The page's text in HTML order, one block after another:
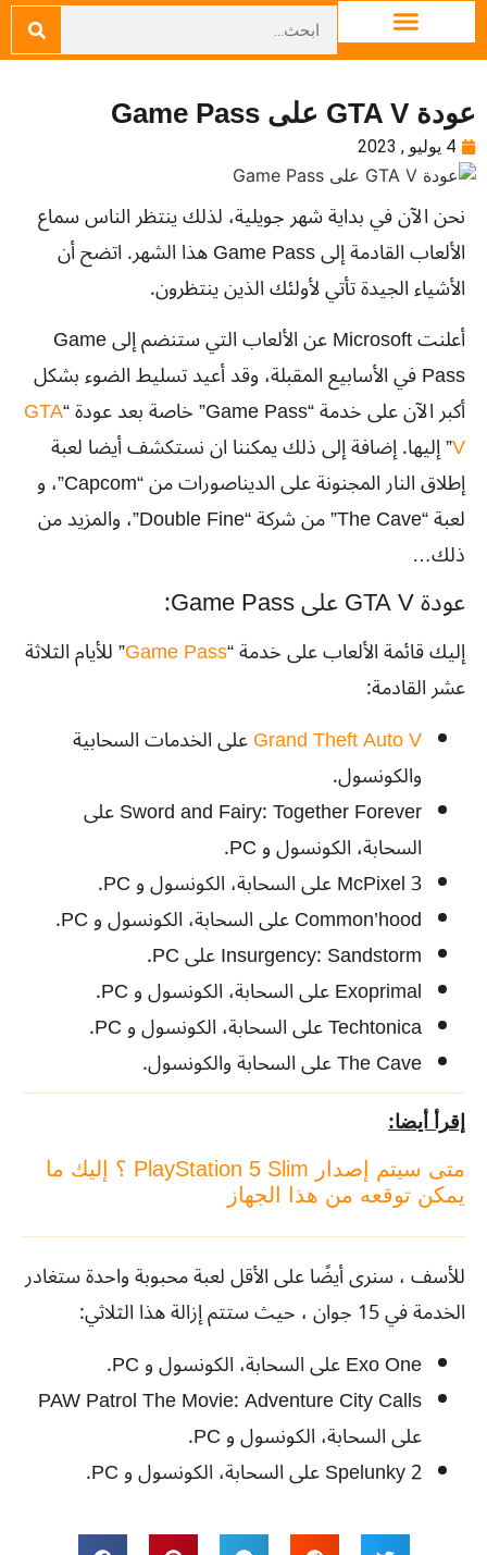
عودة GTA V على Game Pass
4 يوليو , 2023
نحن الآن في بداية شهر جويلية، لذلك ينتظر الناس سماع
الألعاب القادمة إلى Game Pass هذا الشهر. اتضح أن
الأشياء الجيدة تأتي لأولئك الذين ينتظرون.
أعلنت Microsoft عن الألعاب التي ستنضم إلى Game
Pass في الأسابيع المقبلة، وقد أعيد تسليط الضوء بشكل
أكبر الآن على خدمة “Game Pass” خاصة بعد عودة “
GTA
V” إليها. إضافة إلى ذلك يمكننا ان نستكشف أيضا لعبة
إطلاق النار المجنونة على الديناصورات من “Capcom”، و
لعبة “The Cave” من شركة “Double Fine”، والمزيد من
ذلك…
عودة GTA V على Game Pass:
إليك قائمة الألعاب على خدمة “Game Pass” للأيام الثلاثة
عشر القادمة:
Grand Theft Auto Vعلى الخدمات السحابية
والكونسول.
Sword and Fairy: Together Forever على
السحابة، الكونسول و PC.
McPixel 3 على السحابة، الكونسول و PC.
Common’hood على السحابة، الكونسول و PC.
Insurgency: Sandstorm على PC.
Exoprimal على السحابة، الكونسول و PC.
Techtonica على السحابة، الكونسول و PC.
The Cave على السحابة والكونسول.
إقرأ أيضا:
متى سيتم إصدار PlayStation 5 Slim ؟ إليك ما
يمكن توقعه من هذا الجهاز
للأسف ، سنرى أيضًا على الأقل لعبة محبوبة واحدة ستغادر
الخدمة في 15 جوان ، حيث ستتم إزالة هذا الثلاثي:
Exo One على السحابة، الكونسول و PC.
PAW Patrol The Movie: Adventure City Calls
على السحابة، الكونسول و PC.
Spelunky 2 على السحابة، الكونسول و PC.